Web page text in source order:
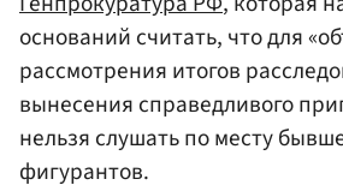
оснований считать, что для
рассмотрения итогов
вынесения справедливого
нельзя слушать по месту
фигурантов.